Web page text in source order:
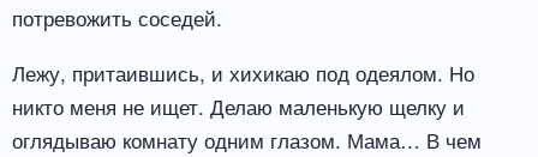
потревожить соседей.
Лежу, притаившись, и хихикаю под одеялом. Но
никто меня не ищет. Делаю маленькую щелку и
оглядываю комнату одним глазом. Мама… В чем